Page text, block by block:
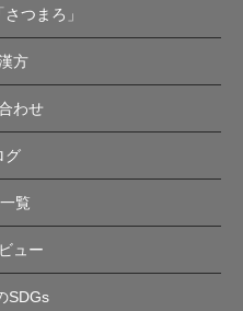
つまろ」
方
わせ
グ
覧
ュー
SDGs